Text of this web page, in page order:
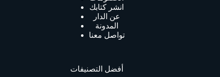
انشر كتابك
عن الدار
المدونة
تواصل معنا
أفضل التصنيفات